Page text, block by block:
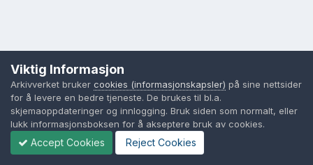
Viktig Informasjon
Arkivverket bruker cookies (informasjonskapsler) på sine nettsider
for å levere en bedre tjeneste. De brukes til bl.a.
skjemaoppdateringer og innlogging. Bruk siden som normalt, eller
lukk informasjonsboksen for å akseptere bruk av cookies.
Accept Cookies Reject Cookies